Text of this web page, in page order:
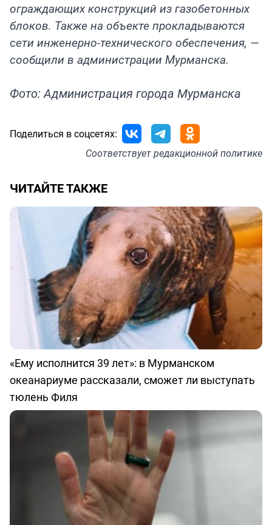
ограждающих конструкций из газобетонных
блоков. Также на объекте прокладываются
сети инженерно-технического обеспечения, —
сообщили в администрации Мурманска.
Фото: Администрация города Мурманска
Поделиться в соцсетях:
Соответствуетредакционной политике
ЧИТАЙТЕ ТАКЖЕ
«Ему исполнится 39 лет»: в Мурманском
океанариуме рассказали, сможет ли выступать
тюлень Филя